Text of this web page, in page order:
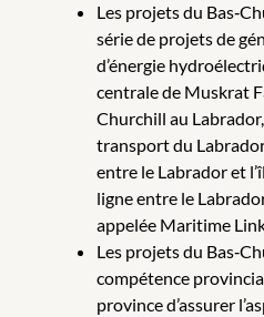
Les projets du
série de projets de
d’énergie
centrale de Muskrat
Churchill au
transport du
entre le Labrador et
ligne entre le
appelée Maritime
Les projets du
compétence
province d’assurer